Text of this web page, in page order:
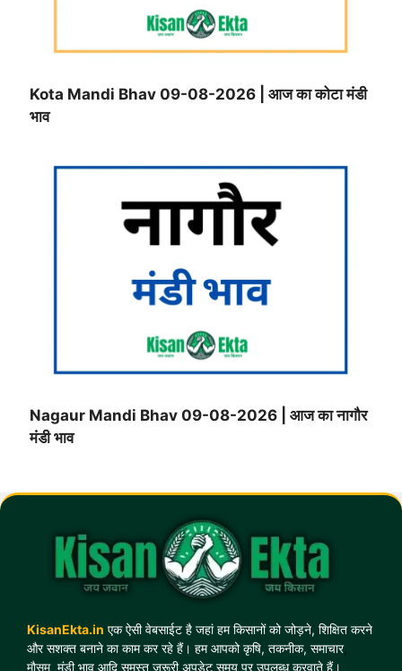
Kota Mandi Bhav 09-08-2026 | आज का कोटा मंडी
भाव
Nagaur Mandi Bhav 09-08-2026 | आज का नागौर
मंडी भाव
KisanEkta.in एक ऐसी वेबसाईट है जहां हम किसानों को जोड़ने, शिक्षित करने
और सशक्त बनाने का काम कर रहे हैं। हम आपको कृषि, तकनीक, समाचार,
मौसम, मंडी भाव आदि समस्त जरूरी अपडेट समय पर उपलब्ध करवाते हैं।